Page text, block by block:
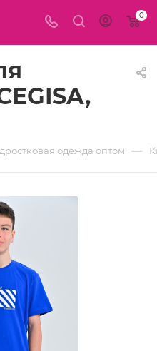
0
одежда оптом —